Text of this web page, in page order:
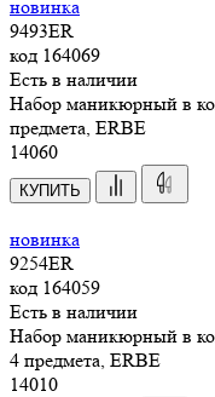
новинка
9493ER
код 164069
Есть в наличии
Набор маникюрный в
предмета, ERBE
14060
КУПИТЬ
новинка
9254ER
код 164059
Есть в наличии
Набор маникюрный в
4 предмета, ERBE
14010